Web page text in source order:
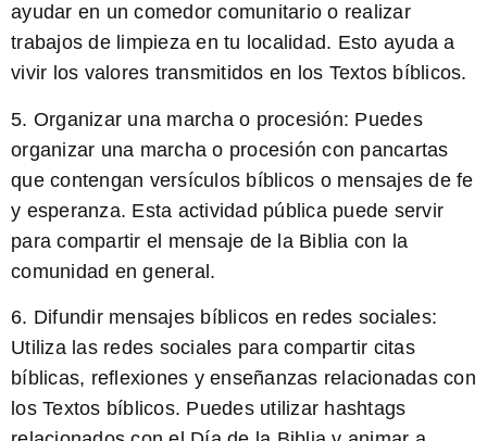
ayudar en un comedor comunitario o realizar
trabajos de limpieza en tu localidad. Esto ayuda a
vivir los valores transmitidos en los Textos bíblicos.
5. Organizar una marcha o procesión: Puedes
organizar una marcha o procesión con pancartas
que contengan versículos bíblicos o mensajes de fe
y esperanza. Esta actividad pública puede servir
para compartir el mensaje de la Biblia con la
comunidad en general.
6. Difundir mensajes bíblicos en redes sociales:
Utiliza las redes sociales para compartir citas
bíblicas, reflexiones y enseñanzas relacionadas con
los Textos bíblicos. Puedes utilizar hashtags